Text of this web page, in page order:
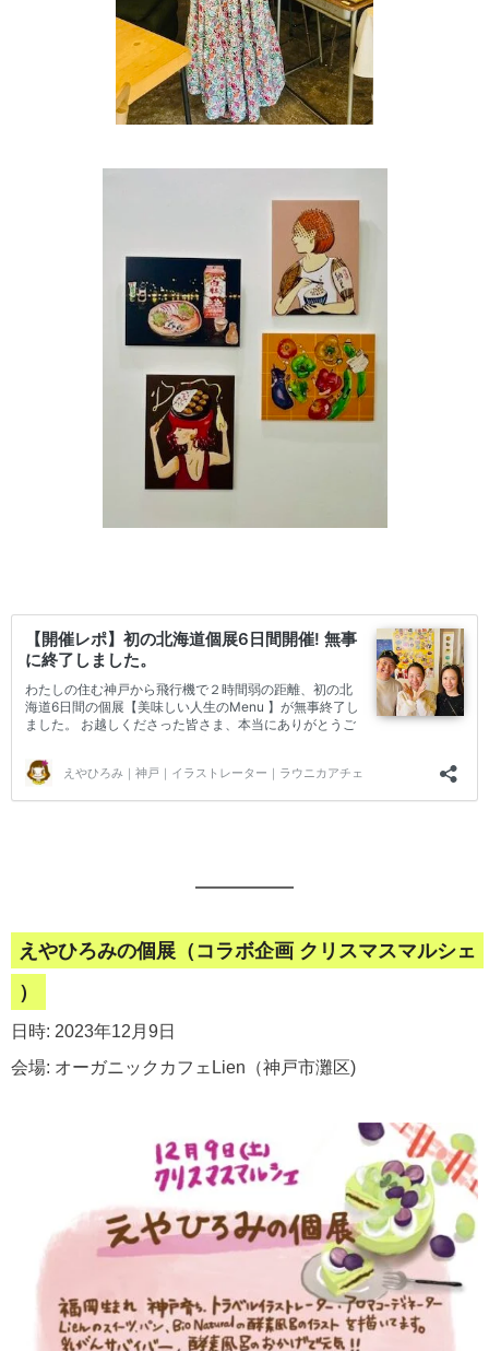
えやひろみの個展（コラボ企画 クリスマスマルシェ
）
日時: 2023年12月9日
会場: オーガニックカフェLien（神戸市灘区)